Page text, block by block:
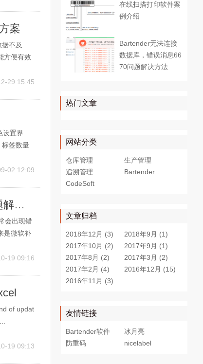
案
不及
方便有效
动识别技
29 15:45
设置界
标签数量
文件。如
02 12:09
Bartender无法连接数据库，错误消息6670问题解决方法
会出现错
是微软补
19 09:16
of updat
19 09:13
在线扫描打印软件案
例介绍
Bartender无法连接
数据库，错误消息66
70问题解决方法
热门文章
网站分类
仓库管理
生产管理
追溯管理
Bartender
CodeSoft
文章归档
2018年12月 (3)
2018年9月 (1)
2017年10月 (2)
2017年9月 (1)
2017年8月 (2)
2017年3月 (2)
2017年2月 (4)
2016年12月 (15)
2016年11月 (3)
友情链接
Bartender软件
冰月亮
防重码
nicelabel